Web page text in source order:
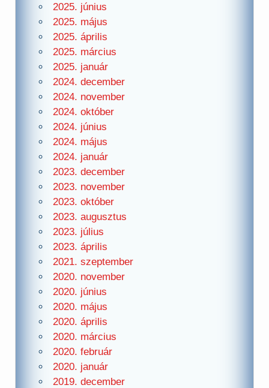
2025. június
2025. május
2025. április
2025. március
2025. január
2024. december
2024. november
2024. október
2024. június
2024. május
2024. január
2023. december
2023. november
2023. október
2023. augusztus
2023. július
2023. április
2021. szeptember
2020. november
2020. június
2020. május
2020. április
2020. március
2020. február
2020. január
2019. december